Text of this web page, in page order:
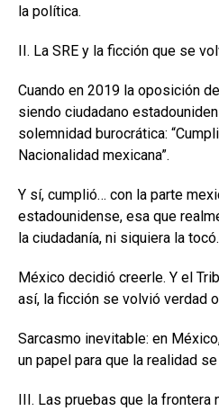
la política.
II. La SRE y la ficción que se
Cuando en 2019 la oposición
siendo ciudadano
solemnidad burocrática:
Nacionalidad mexicana”.
Y sí, cumplió… con la parte
estadounidense, esa que
la ciudadanía, ni siquiera la tocó.
México decidió creerle. Y el
así, la ficción se volvió verdad
Sarcasmo inevitable: en
un papel para que la realidad
III. Las pruebas que la frontera